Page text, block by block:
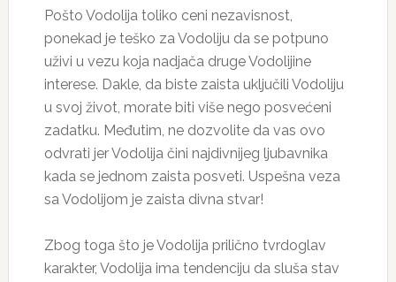
Pošto Vodolija toliko ceni nezavisnost,
ponekad je teško za Vodoliju da se potpuno
uživi u vezu koja nadjača druge Vodolijine
interese. Dakle, da biste zaista uključili Vodoliju
u svoj život, morate biti više nego posvećeni
zadatku. Međutim, ne dozvolite da vas ovo
odvrati jer Vodolija čini najdivnijeg ljubavnika
kada se jednom zaista posveti. Uspešna veza
sa Vodolijom je zaista divna stvar!
Zbog toga što je Vodolija prilično tvrdoglav
karakter, Vodolija ima tendenciju da sluša stav